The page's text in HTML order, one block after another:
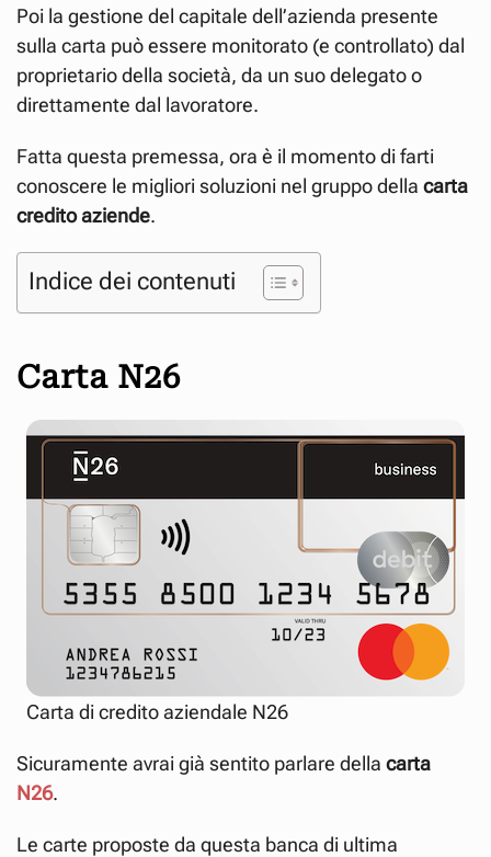
Poi la gestione del capitale dell’azienda presente
sulla carta può essere monitorato (e controllato) dal
proprietario della società, da un suo delegato o
direttamente dal lavoratore.
Fatta questa premessa, ora è il momento di farti
conoscere le migliori soluzioni nel gruppo della carta
credito aziende.
Indice dei contenuti
Carta N26
Carta di credito aziendale N26
Sicuramente avrai già sentito parlare della carta
N26.
Le carte proposte da questa banca di ultima